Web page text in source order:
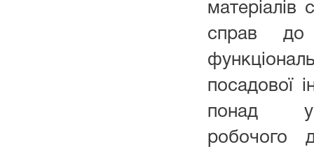
матеріалів
справ до
посадової
понад
робочого